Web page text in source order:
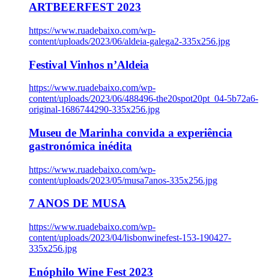
ARTBEERFEST 2023
https://www.ruadebaixo.com/wp-
content/uploads/2023/06/aldeia-galega2-335x256.jpg
Festival Vinhos n’Aldeia
https://www.ruadebaixo.com/wp-
content/uploads/2023/06/488496-the20spot20pt_04-5b72a6-
original-1686744290-335x256.jpg
Museu de Marinha convida a experiência
gastronómica inédita
https://www.ruadebaixo.com/wp-
content/uploads/2023/05/musa7anos-335x256.jpg
7 ANOS DE MUSA
https://www.ruadebaixo.com/wp-
content/uploads/2023/04/lisbonwinefest-153-190427-
335x256.jpg
Enóphilo Wine Fest 2023